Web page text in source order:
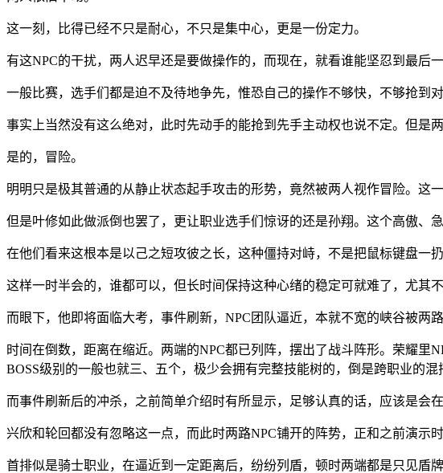
这一刻，比得已经不只是耐心，不只是集中心，更是一份定力。
有这NPC的干扰，两人迟早还是要做操作的，而现在，就看谁能坚忍到最后一
一般比赛，选手们都是迫不及待地争先，惟恐自己的操作不够快，不够抢到
事实上当然没有这么绝对，此时先动手的能抢到先手主动权也说不定。但是
是的，冒险。
明明只是极其普通的从静止状态起手攻击的形势，竟然被两人视作冒险。这
但是叶修如此做派倒也罢了，更让职业选手们惊讶的还是孙翔。这个高傲、
在他们看来这根本是以己之短攻彼之长，这种僵持对峙，不是把鼠标键盘一
这样一时半会的，谁都可以，但长时间保持这种心绪的稳定可就难了，尤其
而眼下，他即将面临大考，事件刷新，NPC团队逼近，本就不宽的峡谷被两
时间在倒数，距离在缩近。两端的NPC都已列阵，摆出了战斗阵形。荣耀里
BOSS级别的一般也就三、五个，极少会拥有完整技能树的，倒是跨职业的混
而事件刷新后的冲杀，之前简单介绍时有所显示，足够认真的话，应该是会
兴欣和轮回都没有忽略这一点，而此时两路NPC铺开的阵势，正和之前演示时
首排似是骑士职业，在逼近到一定距离后，纷纷列盾，顿时两端都是只见盾